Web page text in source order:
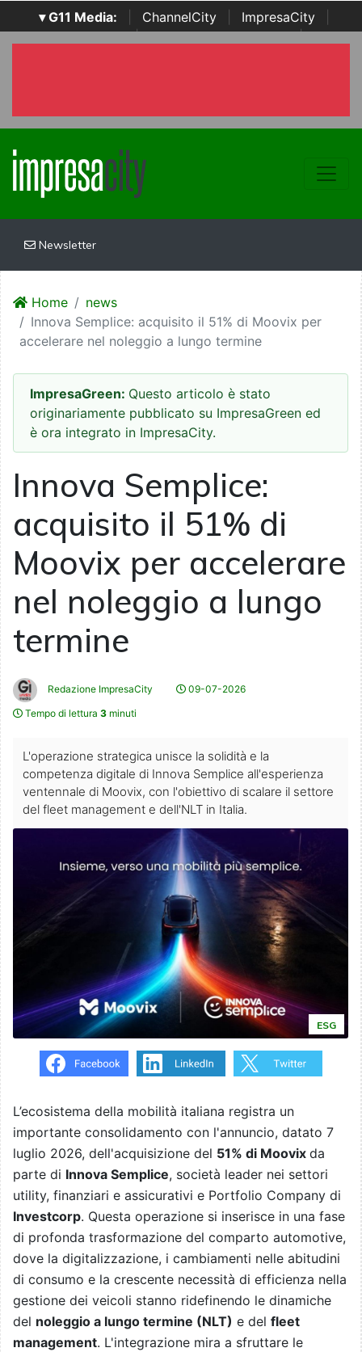
▾ G11 Media: ChannelCity ImpresaCity
SecurityOpenLab | Italian Channel Awards | Italian
Newsletter
Home
news
Innova Semplice: acquisito il 51% di Moovix per
accelerare nel noleggio a lungo termine
ImpresaGreen: Questo articolo è stato
originariamente pubblicato su ImpresaGreen ed
è ora integrato in ImpresaCity.
Innova Semplice:
acquisito il 51% di
Moovix per accelerare
nel noleggio a lungo
termine
Redazione ImpresaCity
09-07-2026
Tempo di lettura 3 minuti
L'operazione strategica unisce la solidità e la
competenza digitale di Innova Semplice all'esperienza
ventennale di Moovix, con l'obiettivo di scalare il settore
del fleet management e dell'NLT in Italia.
ESG
L’ecosistema della mobilità italiana registra un
importante consolidamento con l'annuncio, datato 7
luglio 2026, dell'acquisizione del 51% di Moovix da
parte di Innova Semplice, società leader nei settori
utility, finanziari e assicurativi e Portfolio Company di
Investcorp. Questa operazione si inserisce in una fase
di profonda trasformazione del comparto automotive,
dove la digitalizzazione, i cambiamenti nelle abitudini
di consumo e la crescente necessità di efficienza nella
gestione dei veicoli stanno ridefinendo le dinamiche
del noleggio a lungo termine (NLT) e del fleet
management. L'integrazione mira a sfruttare le